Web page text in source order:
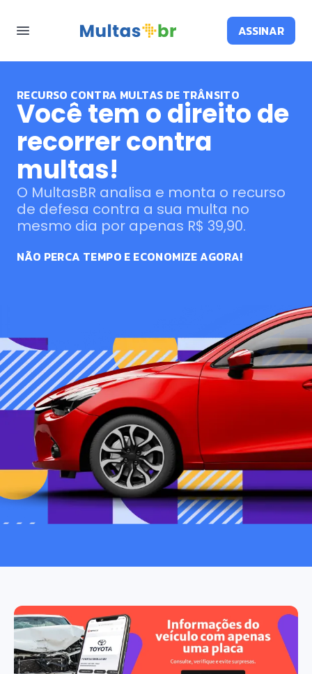
ASSINAR
RECURSO CONTRA MULTAS DE TRÂNSITO
Você tem o direito de
recorrer contra
multas!
O MultasBR analisa e monta o recurso
de defesa contra a sua multa no
mesmo dia por apenas R$ 39,90.
NÃO PERCA TEMPO E ECONOMIZE AGORA!